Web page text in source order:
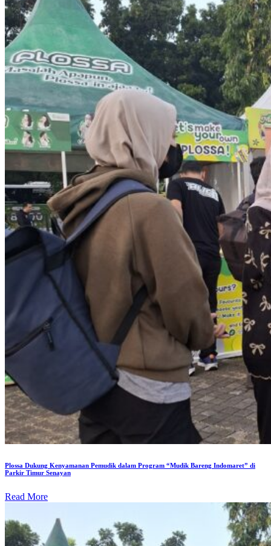
Plossa Dukung Kenyamanan Pemudik dalam Program “Mudik Bareng Indomaret” di
Parkir Timur Senayan
Read More